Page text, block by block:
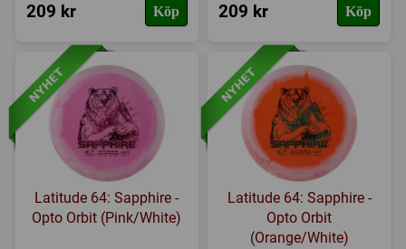
209 kr Köp 209 kr Köp
Latitude 64: Sapphire -
Opto Orbit (Pink/White)
Latitude 64: Sapphire -
Opto Orbit
(Orange/White)